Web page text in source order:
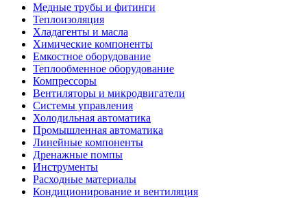
Медные трубы и фитинги
Теплоизоляция
Хладагенты и масла
Химические компоненты
Емкостное оборудование
Теплообменное оборудование
Компрессоры
Вентиляторы и микродвигатели
Системы управления
Холодильная автоматика
Промышленная автоматика
Линейные компоненты
Дренажные помпы
Инструменты
Расходные материалы
Кондиционирование и вентиляция